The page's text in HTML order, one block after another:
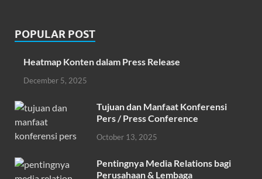
December 5, 2025
Tujuan dan Manfaat Konferensi
Pentingnya Media Relations bagi